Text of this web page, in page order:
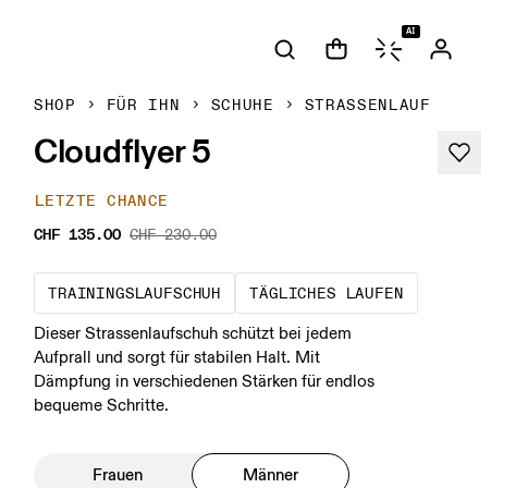
AI
SHOP FÜR IHN SCHUHE STRASSENLAUF
Cloudflyer 5
LETZTE CHANCE
CHF 135.00 CHF 230.00
TRAININGSLAUFSCHUH
Der optimale Schuh für die
TÄGLICHES LAUFEN
Das ist
Dieser Strassenlaufschuh schützt bei jedem
Aufprall und sorgt für stabilen Halt. Mit
Dämpfung in verschiedenen Stärken für endlos
bequeme Schritte.
Frauen Männer